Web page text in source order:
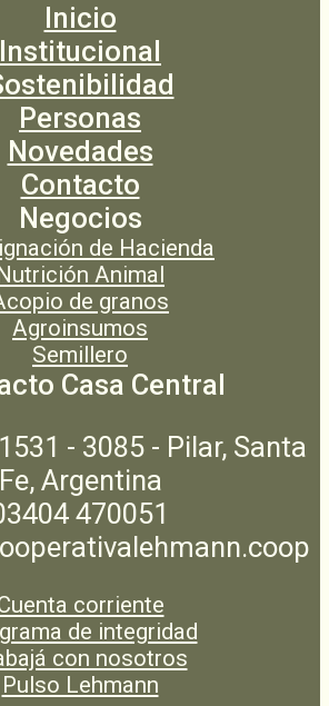
Inicio
Institucional
Personas
Novedades
Contacto
Negocios
de Hacienda
Animal
de granos
Agroinsumos
Semillero
Casa Central
- 3085 - Pilar, Santa
Fe, Argentina
470051
corriente
de integridad
con nosotros
Pulso Lehmann